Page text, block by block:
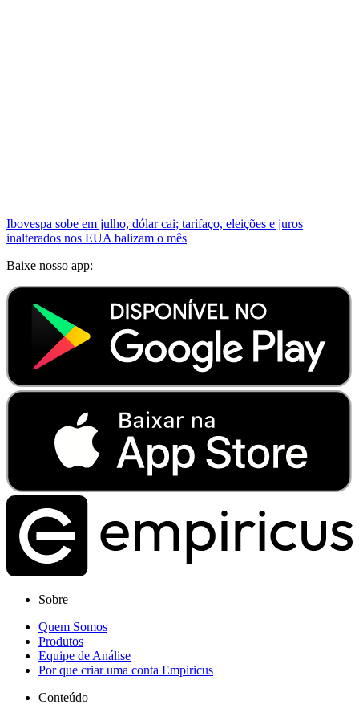
Ibovespa sobe em julho, dólar cai; tarifaço, eleições e juros
inalterados nos EUA balizam o mês
Baixe nosso app:
Sobre
Quem Somos
Produtos
Equipe de Análise
Por que criar uma conta Empiricus
Conteúdo